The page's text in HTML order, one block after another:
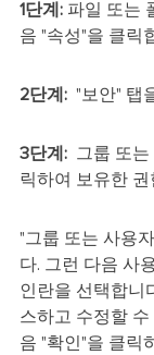
1단계: 파일 또는
음 "속성"을 클릭
2단계: "보안" 탭
3단계: 그룹 또
릭하여 보유한
"그룹 또는 사용
다. 그런 다음 사
인란을 선택합니
스하고 수정할
음 "확인"을 클릭